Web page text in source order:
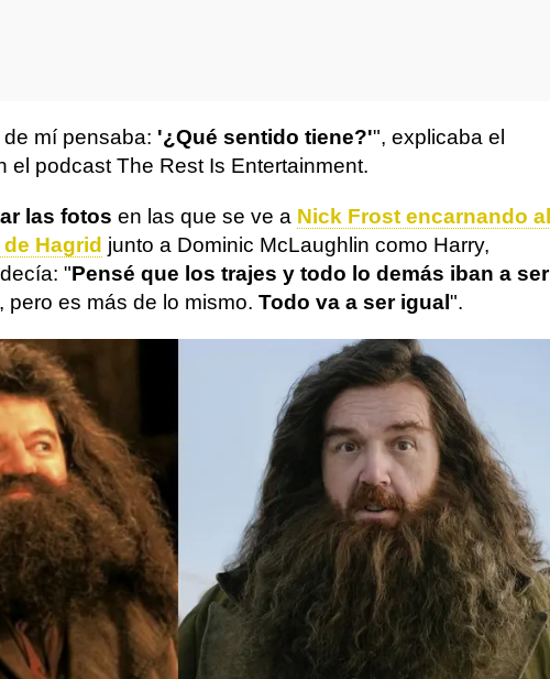
mí pensaba: '¿Qué sentido tiene?'", explicaba el
el podcast The Rest Is Entertainment.
las fotos en las que se ve a Nick Frost encarnando al
Hagrid junto a Dominic McLaughlin como Harry,
"Pensé que los trajes y todo lo demás iban a ser
, pero es más de lo mismo. Todo va a ser igual ".